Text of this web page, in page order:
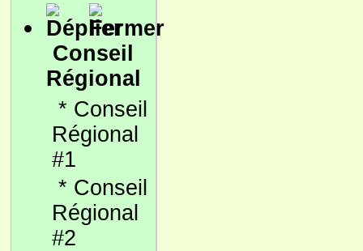
Conseil
Régional
* Conseil
Régional
#1
* Conseil
Régional
#2